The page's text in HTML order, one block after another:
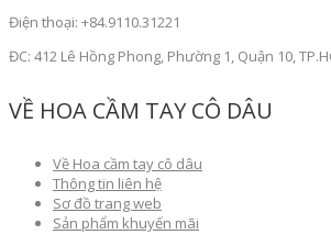
Điện thoại: +84.9110.31221
ĐC: 412 Lê Hồng Phong, Phường 1, Quận 10,
VỀ HOA CẦM TAY CÔ DÂU
Về Hoa cầm tay cô dâu
Thông tin liên hệ
Sơ đồ trang web
Sản phẩm khuyến mãi